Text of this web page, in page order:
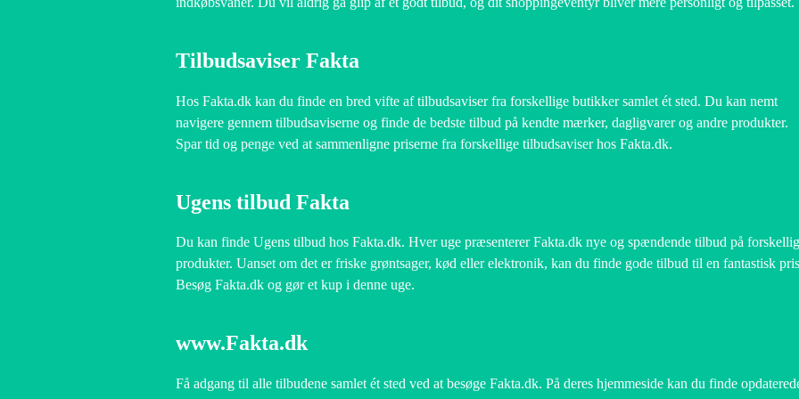
Tilbudsaviser Fakta
Hos Fakta.dk kan du finde en bred vifte af tilbudsaviser fra forskellige butikker samlet ét sted. Du kan nemt
navigere gennem tilbudsaviserne og finde de bedste tilbud på kendte mærker, dagligvarer og andre produkter.
Spar tid og penge ved at sammenligne priserne fra forskellige tilbudsaviser hos Fakta.dk.
Ugens tilbud Fakta
Du kan finde Ugens tilbud hos Fakta.dk. Hver uge præsenterer Fakta.dk nye og spændende tilbud på
produkter. Uanset om det er friske grøntsager, kød eller elektronik, kan du finde gode tilbud til en fantastisk
Besøg Fakta.dk og gør et kup i denne uge.
www.Fakta.dk
Få adgang til alle tilbudene samlet ét sted ved at besøge Fakta.dk. På deres hjemmeside kan du finde